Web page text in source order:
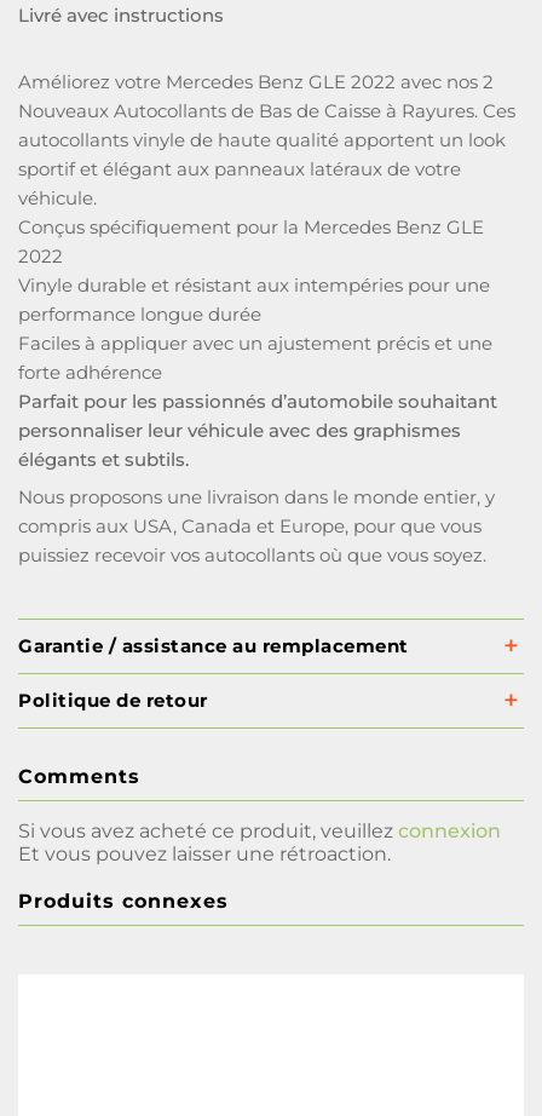
Livré avec instructions
Améliorez votre Mercedes Benz GLE 2022 avec nos 2
Nouveaux Autocollants de Bas de Caisse à Rayures. Ces
autocollants vinyle de haute qualité apportent un look
sportif et élégant aux panneaux latéraux de votre
véhicule.
Conçus spécifiquement pour la Mercedes Benz GLE
2022
Vinyle durable et résistant aux intempéries pour une
performance longue durée
Faciles à appliquer avec un ajustement précis et une
forte adhérence
Parfait pour les passionnés d’automobile souhaitant
personnaliser leur véhicule avec des graphismes
élégants et subtils.
Nous proposons une livraison dans le monde entier, y
compris aux USA, Canada et Europe, pour que vous
puissiez recevoir vos autocollants où que vous soyez.
Garantie / assistance au remplacement
Politique de retour
Comments
Si vous avez acheté ce produit, veuillez connexion
Et vous pouvez laisser une rétroaction.
Produits connexes